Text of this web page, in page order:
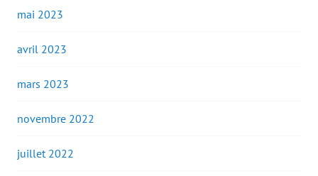
mai 2023
avril 2023
mars 2023
novembre 2022
juillet 2022